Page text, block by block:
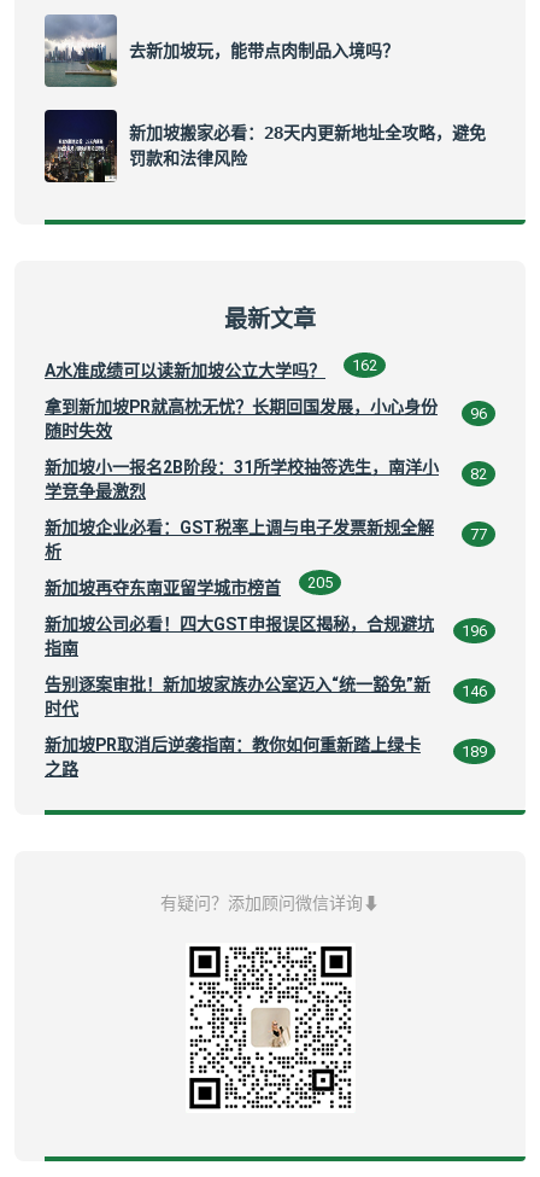
去新加坡玩，能带点肉制品入境吗？
新加坡搬家必看：28天内更新地址全攻略，避免
罚款和法律风险
最新文章
A水准成绩可以读新加坡公立大学吗？ 162
拿到新加坡PR就高枕无忧？长期回国发展，小心身份
随时失效
96
新加坡小一报名2B阶段：31所学校抽签选生，南洋小
学竞争最激烈
82
新加坡企业必看：GST税率上调与电子发票新规全解
析
77
新加坡再夺东南亚留学城市榜首 205
新加坡公司必看！四大GST申报误区揭秘，合规避坑
指南
196
告别逐案审批！新加坡家族办公室迈入“统一豁免”新
时代
146
新加坡PR取消后逆袭指南：教你如何重新踏上绿卡
之路
189
有疑问？添加顾问微信详询⬇